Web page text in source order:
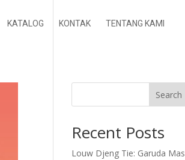
KATALOG KONTAK TENTANG KAMI
Search
Recent Posts
Louw Djeng Tie: Garuda Mas